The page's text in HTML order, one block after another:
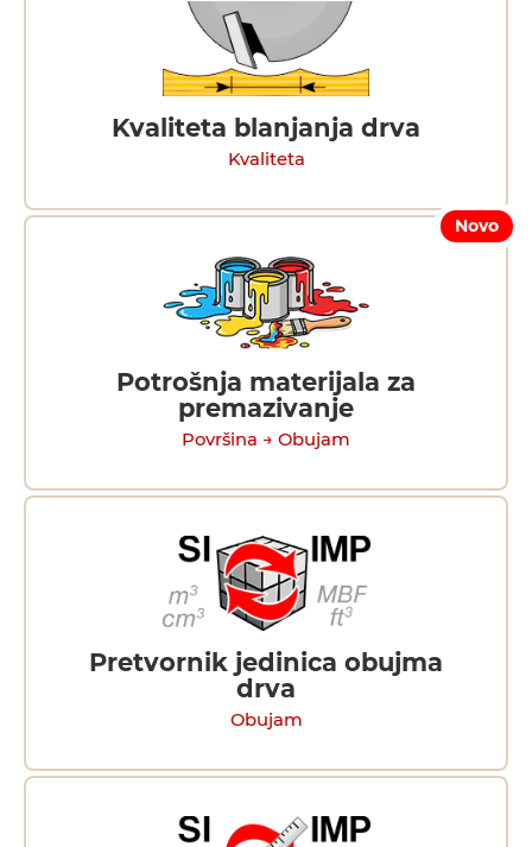
Kvaliteta blanjanja drva
Kvaliteta
Novo
Potrošnja materijala za
premazivanje
Površina → Obujam
Pretvornik jedinica obujma
drva
Obujam